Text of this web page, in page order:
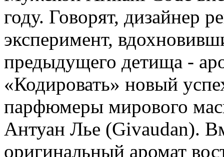
году. Говорят, дизайнер
эксперимент,
предыдущего детища -
«Кодировать» новый
парфюмеры мирового
Антуан Лье (Givaudan).
оригинальный аромат